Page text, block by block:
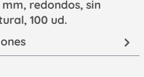
mm, redondos, sin
100 ud.